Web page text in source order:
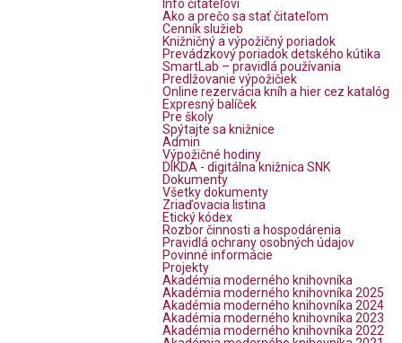
Info čitateľovi
Ako a prečo sa stať čitateľom
Cenník služieb
Knižničný a výpožičný poriadok
Prevádzkový poriadok detského kútika
SmartLab – pravidlá používania
Predlžovanie výpožičiek
Online rezervácia kníh a hier cez katalóg
Expresný balíček
Pre školy
Spýtajte sa knižnice
Admin
Výpožičné hodiny
DIKDA - digitálna knižnica SNK
Dokumenty
Všetky dokumenty
Zriaďovacia listina
Etický kódex
Rozbor činnosti a hospodárenia
Pravidlá ochrany osobných údajov
Povinné informácie
Projekty
Akadémia moderného knihovníka
Akadémia moderného knihovníka 2025
Akadémia moderného knihovníka 2024
Akadémia moderného knihovníka 2023
Akadémia moderného knihovníka 2022